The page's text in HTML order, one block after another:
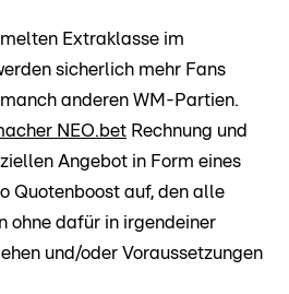
Extraklasse im
sicherlich mehr Fans
anderen WM-Partien.
NEO.bet Rechnung und
Angebot in Form eines
Quotenboost auf, den alle
ohne dafür in irgendeiner
und/oder Voraussetzungen